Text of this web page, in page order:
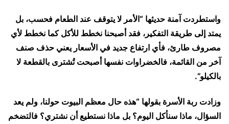
واستطردت آمنة حديثها “الأمر لا يتوقف عند الطعام فحسب، بل
يمتد إلى طريقة التفكير، فقد أصبحنا نخطط للأكل كما نخطط لأي
مصروف طارئ، فأي ارتفاع جديد في الأسعار يعني حذف صنف
آخر من القائمة، فالخضراوات نفسها أصبحت تُشترى بالقطعة لا
بالكيلو”.
وزادت ربة الأسرة بقولها “هذه حال معظم البيوت حولنا، ولم يعد
السؤال، ماذا سنأكل اليوم؟ بل ماذا نستطيع أن نشتري؟ فالتضخم